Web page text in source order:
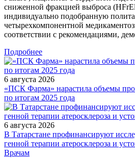
сниженной фракцией выброса
индивидуально подобранную
четырехкомпонентной
соответствии с рекомендациями,
Подробнее
6 августа 2026
«ПСК Фарма» нарастила объемы
по итогам 2025 года
6 августа 2026
В Татарстане профинансируют
генной терапии атеросклероза и
/legislation/other/
Врачам